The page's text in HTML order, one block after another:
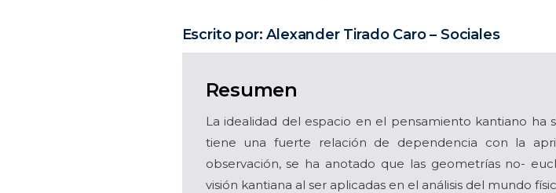
Escrito por: Alexander Tirado Caro – Sociales
Resumen
La idealidad del espacio en el pensamiento kantiano
tiene una fuerte relación de dependencia con la
observación, se ha anotado que las geometrías no-
visión kantiana al ser aplicadas en el análisis del mundo